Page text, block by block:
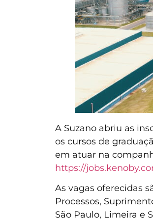
A Suzano abriu as
os cursos de
em atuar na
https://
As vagas oferecidas
Processos,
São Paulo, Limeira e